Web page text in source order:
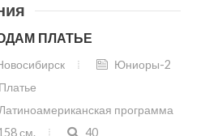
программа
см.
40
30000 руб.
18:49:42